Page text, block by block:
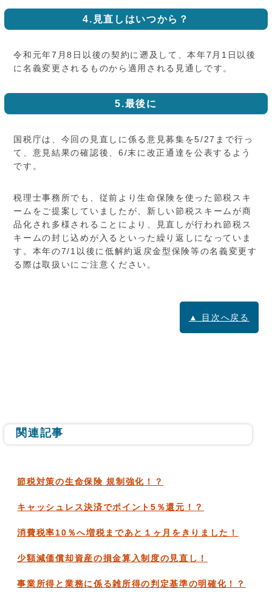
4.見直しはいつから？
令和元年7月8日以後の契約に遡及して、本年7月1日以後
に名義変更されるものから適用される見通しです。
5.最後に
国税庁は、今回の見直しに係る意見募集を5/27まで行っ
て、意見結果の確認後、6/末に改正通達を公表するよう
です。
税理士事務所でも、従前より生命保険を使った節税スキ
ームをご提案していましたが、新しい節税スキームが商
品化され多様されることにより、見直しが行われ節税ス
キームの封じ込めが入るといった繰り返しになっていま
す。本年の7/1以後に低解約返戻金型保険等の名義変更す
る際は取扱いにご注意ください。
目次へ戻る
関連記事
節税対策の生命保険 規制強化！？
キャッシュレス決済でポイント5％還元！？
消費税率10％へ増税まであと１ヶ月をきりました！
少額減価償却資産の損金算入制度の見直し！
事業所得と業務に係る雑所得の判定基準の明確化！？